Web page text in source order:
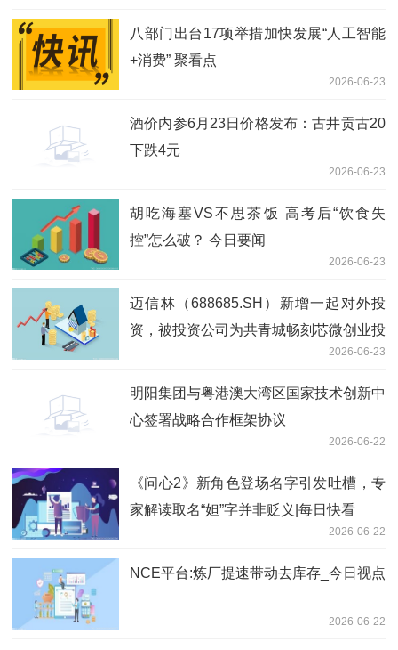
八部门出台17项举措加快发展“人工智能
+消费” 聚看点
2026-06-23
酒价内参6月23日价格发布：古井贡古20
下跌4元
2026-06-23
胡吃海塞VS不思茶饭 高考后“饮食失
控”怎么破？ 今日要闻
2026-06-23
迈信林（688685.SH）新增一起对外投
资，被投资公司为共青城畅刻芯微创业投
2026-06-23
明阳集团与粤港澳大湾区国家技术创新中
心签署战略合作框架协议
2026-06-22
《问心2》新角色登场名字引发吐槽，专
家解读取名“妲”字并非贬义|每日快看
2026-06-22
NCE平台:炼厂提速带动去库存_今日视点
2026-06-22